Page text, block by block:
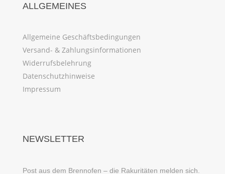
ALLGEMEINES
Allgemeine Geschäftsbedingungen
Versand- & Zahlungsinformationen
Widerrufsbelehrung
Datenschutzhinweise
Impressum
NEWSLETTER
Post aus dem Brennofen – die Rakuritäten melden sich.